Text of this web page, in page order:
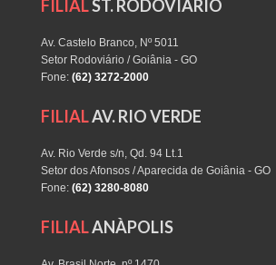
FILIALST. RODOVIÁRIO
Av. Castelo Branco, Nº 5011
Setor Rodoviário / Goiânia - GO
Fone: (62) 3272-2000
FILIALAV. RIO VERDE
Av. Rio Verde s/n, Qd. 94 Lt.1
Setor dos Afonsos / Aparecida de Goiânia - GO
Fone: (62) 3280-8080
FILIALANÀPOLIS